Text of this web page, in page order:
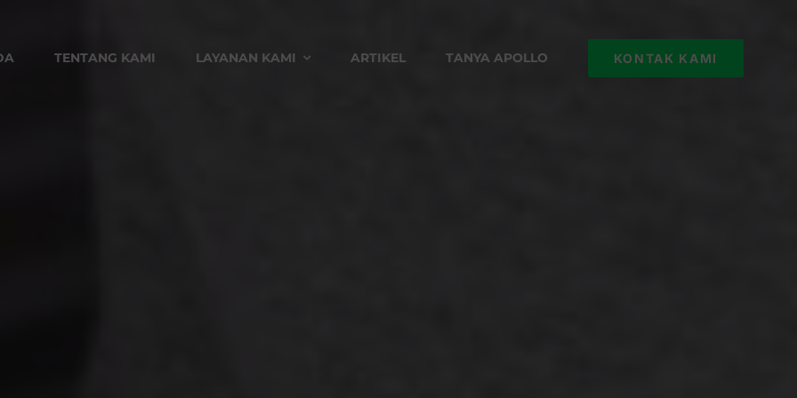
TENTANG KAMI LAYANAN KAMI ARTIKEL TANYA APOLLO KONTAK KAMI